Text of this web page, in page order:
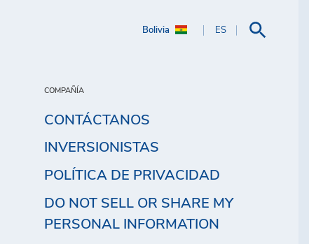
Bolivia ES
COMPAÑÍA
CONTÁCTANOS
INVERSIONISTAS
POLÍTICA DE PRIVACIDAD
DO NOT SELL OR SHARE MY
PERSONAL INFORMATION